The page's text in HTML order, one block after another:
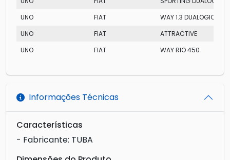
UNO
FIAT
WAY 1.3 DUALOGIC
UNO
FIAT
ATTRACTIVE
UNO
FIAT WAY RIO 450
Informações Técnicas
Características
- Fabricante: TUBA